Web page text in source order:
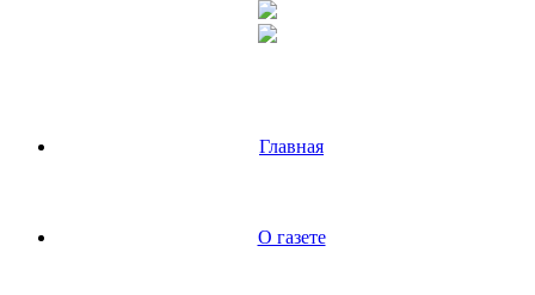
Главная
О газете